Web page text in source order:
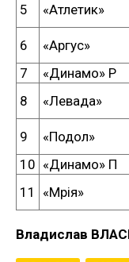
5 «Атлетик»
6 «Аргус»
7
«Динамо» Р
8
«Левада»
9 «Подол»
10 «Динамо» П
11
«Мрія»
Владислав